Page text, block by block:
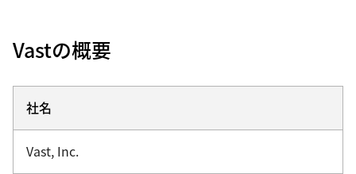
Vastの概要
社名
Vast, Inc.